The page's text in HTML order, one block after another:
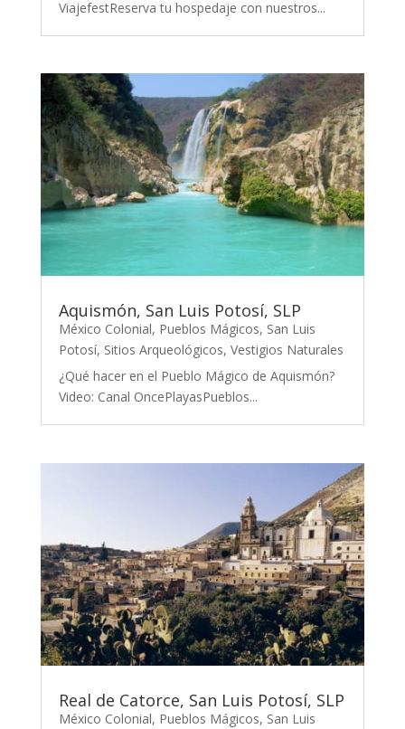
ViajefestReserva tu hospedaje con nuestros...
Aquismón, San Luis Potosí, SLP
México Colonial, Pueblos Mágicos, San Luis
Potosí, Sitios Arqueológicos, Vestigios Naturales
¿Qué hacer en el Pueblo Mágico de Aquismón?
Video: Canal OncePlayasPueblos...
Real de Catorce, San Luis Potosí, SLP
México Colonial, Pueblos Mágicos, San Luis